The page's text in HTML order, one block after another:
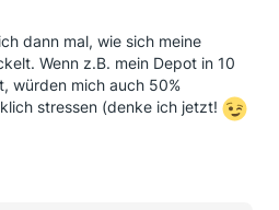
dann mal, wie sich meine
Wenn z.B. mein Depot in 10
würden mich auch 50%
stressen (denke ich jetzt!